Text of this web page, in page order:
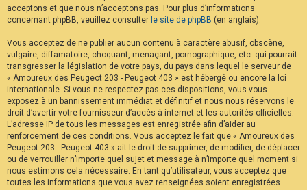
acceptons et que nous n’acceptons pas. Pour plus d’informations
concernant phpBB, veuillez consulter le site de phpBB (en anglais).
Vous acceptez de ne publier aucun contenu à caractère abusif, obscène,
vulgaire, diffamatoire, choquant, menaçant, pornographique, etc. qui pourrait
transgresser la législation de votre pays, du pays dans lequel le serveur de
« Amoureux des Peugeot 203 - Peugeot 403 » est hébergé ou encore la loi
internationale. Si vous ne respectez pas ces dispositions, vous vous
exposez à un bannissement immédiat et définitif et nous nous réservons le
droit d’avertir votre fournisseur d’accès à internet et les autorités officielles.
L’adresse IP de tous les messages est enregistrée afin d’aider au
renforcement de ces conditions. Vous acceptez le fait que « Amoureux des
Peugeot 203 - Peugeot 403 » ait le droit de supprimer, de modifier, de déplacer
ou de verrouiller n’importe quel sujet et message à n’importe quel moment si
nous estimons cela nécessaire. En tant qu’utilisateur, vous acceptez que
toutes les informations que vous avez renseignées soient enregistrées